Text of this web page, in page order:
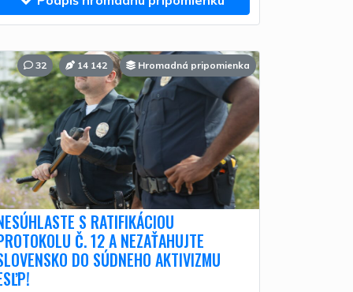
32 14 142 Hromadná pripomienka
S RATIFIKÁCIOU
Č. 12 A NEZAŤAHUJTE
DO SÚDNEHO AKTIVIZMU